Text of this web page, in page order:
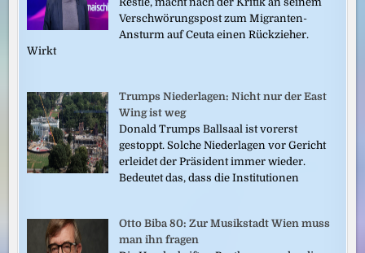
Verschwörungspost zum Migranten-
Ansturm auf Ceuta einen Rückzieher.
Wirkt
Trumps Niederlagen: Nicht nur der East
Wing ist weg
Donald Trumps Ballsaal ist vorerst
gestoppt. Solche Niederlagen vor Gericht
erleidet der Präsident immer wieder.
Bedeutet das, dass die Institutionen
Otto Biba 80: Zur Musikstadt Wien muss
man ihn fragen